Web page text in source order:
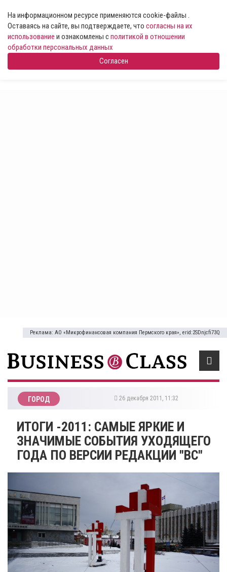
На информационном ресурсе применяются cookie-файлы .
Оставаясь на сайте, вы подтверждаете, что согласны на их
использование и ознакомлены сполитикой в отношении
обработки персональных данных
Согласен
Реклама: АО «Микрофинансовая компания Пермского края», erid:2SDnjcfi73Q
ГОРОД 26 декабря 2011, 11:32
ИТОГИ -2011: САМЫЕ ЯРКИЕ И
ЗНАЧИМЫЕ СОБЫТИЯ УХОДЯЩЕГО
ГОДА ПО ВЕРСИИ РЕДАКЦИИ "BC"